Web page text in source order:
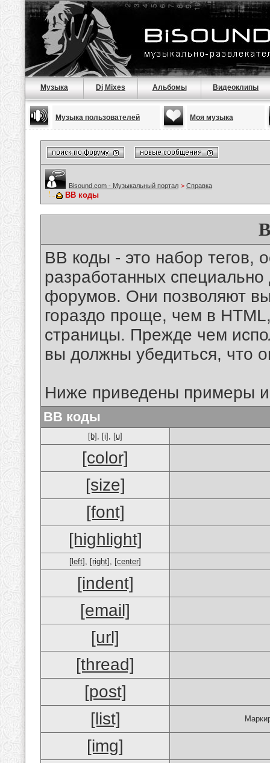
Музыка Dj Mixes Альбомы Видеоклипы
Музыка пользователей Моя музыка
Bisound.com - Музыкальный портал > Справка
BB коды
BB коды - это набор тегов,
разработанных
форумов. Они позволяют
гораздо проще, чем в
страницы. Прежде чем
вы должны убедиться, что
Ниже приведены примеры
BB коды
[b] , [i] , [u]
[color]
[size]
[font]
[highlight]
[left] , [right] , [center]
[indent]
[email]
[url]
[thread]
[post]
[list]
[img]